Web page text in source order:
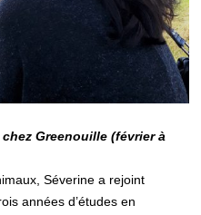
Greenouille (février à
Séverine a rejoint
années d’études en